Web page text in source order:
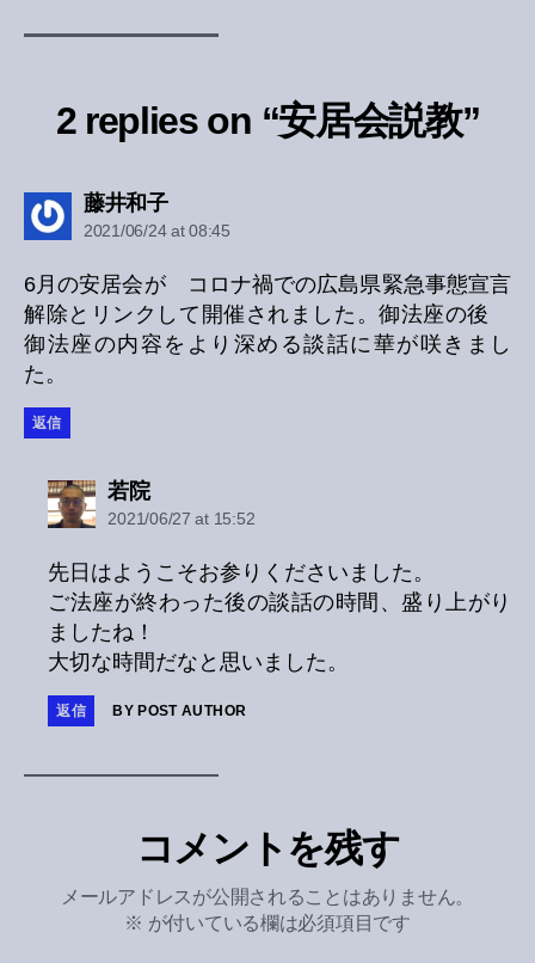
2 replies on “安居会説教”
藤井和子says:
2021/06/24 at 08:45
6月の安居会が コロナ禍での広島県緊急事態宣言
解除とリンクして開催されました。御法座の後
御法座の内容をより深める談話に華が咲きまし
た。
返信
若院says:
2021/06/27 at 15:52
先日はようこそお参りくださいました。
ご法座が終わった後の談話の時間、盛り上がり
ましたね！
大切な時間だなと思いました。
返信 BY POST AUTHOR
コメントを残す
メールアドレスが公開されることはありません。
※ が付いている欄は必須項目です